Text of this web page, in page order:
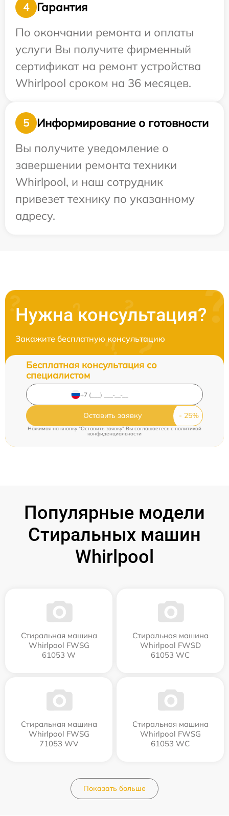
4
Гарантия
По окончании ремонта и оплаты
услуги Вы получите фирменный
сертификат на ремонт устройства
Whirlpool сроком на 36 месяцев.
5
Информирование о готовности
Вы получите уведомление о
завершении ремонта техники
Whirlpool, и наш сотрудник
привезет технику по указанному
адресу.
Нужна консультация?
Закажите бесплатную консультацию
Бесплатная консультация со
специалистом
Оставить заявку
Нажимая на кнопку "Оставить заявку" Вы соглашаетесь c политикой
конфиденциальности
Популярные модели
Стиральных машин
Whirlpool
Стиральная машина
Whirlpool FWSG
61053 W
Стиральная машина
Whirlpool FWSD
61053 WC
Стиральная машина
Whirlpool FWSG
71053 WV
Стиральная машина
Whirlpool FWSG
61053 WC
Показать больше